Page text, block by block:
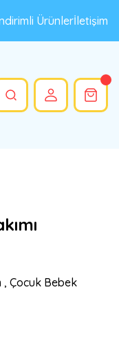
Ürünlerİletişim
, Çocuk Bebek